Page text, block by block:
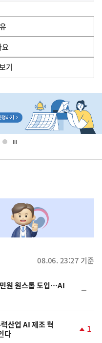
기
08.06. 23:27 기준
원 원스톱 도입…AI
일
산업 AI 제조 혁
다
1